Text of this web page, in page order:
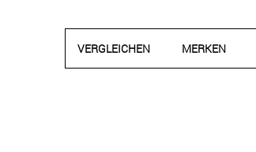
VERGLEICHEN MERKEN